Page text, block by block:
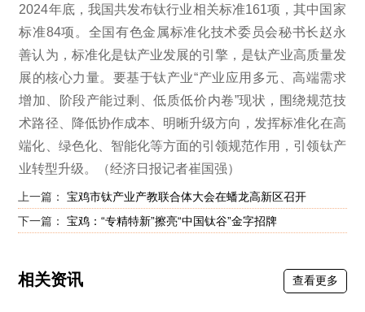
2024年底，我国共发布钛行业相关标准161项，其中国家
标准84项。全国有色金属标准化技术委员会秘书长赵永
善认为，标准化是钛产业发展的引擎，是钛产业高质量发
展的核心力量。要基于钛产业“产业应用多元、高端需求
增加、阶段产能过剩、低质低价内卷”现状，围绕规范技
术路径、降低协作成本、明晰升级方向，发挥标准化在高
端化、绿色化、智能化等方面的引领规范作用，引领钛产
业转型升级。（经济日报记者崔国强）
上一篇：宝鸡市钛产业产教联合体大会在蟠龙高新区召开
下一篇：宝鸡：“专精特新”擦亮“中国钛谷”金字招牌
相关资讯 查看更多